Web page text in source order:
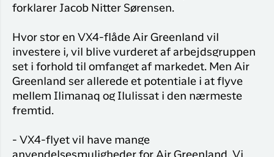
forklarer Jacob Nitter Sørensen.
Hvor stor en VX4-flåde Air Greenland vil
investere i, vil blive vurderet af arbejdsgruppen
set i forhold til omfanget af markedet. Men Air
Greenland ser allerede et potentiale i at flyve
mellem Ilimanaq og Ilulissat i den nærmeste
fremtid.
- VX4-flyet vil have mange